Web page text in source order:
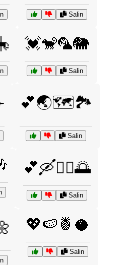
Salin
💓🐒🦜🐘
Salin
💕🌏🗺️🏞️
Salin
💕🛶🚣‍♂️🌅
Salin
💖🍉🍍🥥
Salin